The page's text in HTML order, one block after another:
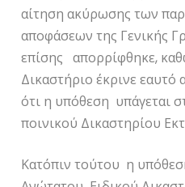
αίτηση ακύρωσης των
αποφάσεων της Γενικής
επίσης απορρίφθηκε,
Δικαστήριο έκρινε
ότι η υπόθεση υπάγεται
ποινικού Δικαστηρίου
Κατόπιν τούτου η